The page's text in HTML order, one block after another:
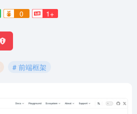
0 1+
# 前端框架